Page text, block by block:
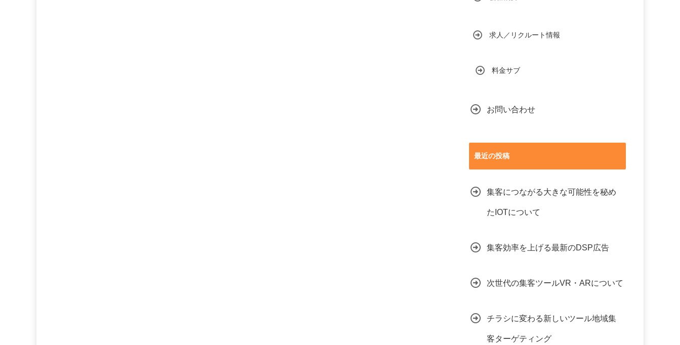
求人／リクルート情報
料金サブ
お問い合わせ
最近の投稿
集客につながる大きな可能性を秘め
たIOTについて
集客効率を上げる最新のDSP広告
次世代の集客ツールVR・ARについて
チラシに変わる新しいツール地域集
客ターゲティング